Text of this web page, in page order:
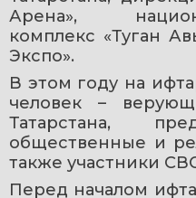
Арена»,
комплекс «Туган
Экспо».
В этом году на
человек –
Татарстана,
общественные и
также участники
Перед началом